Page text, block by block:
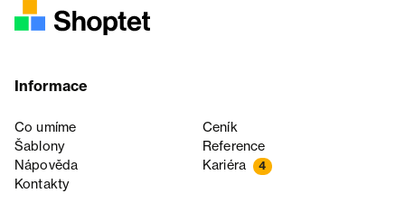
Informace
Co umíme
Ceník
Šablony
Reference
Nápověda
Kariéra 4
Kontakty